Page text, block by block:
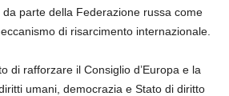
da parte della Federazione russa come
di risarcimento internazionale.
di rafforzare il Consiglio d’Europa e la
umani, democrazia e Stato di diritto